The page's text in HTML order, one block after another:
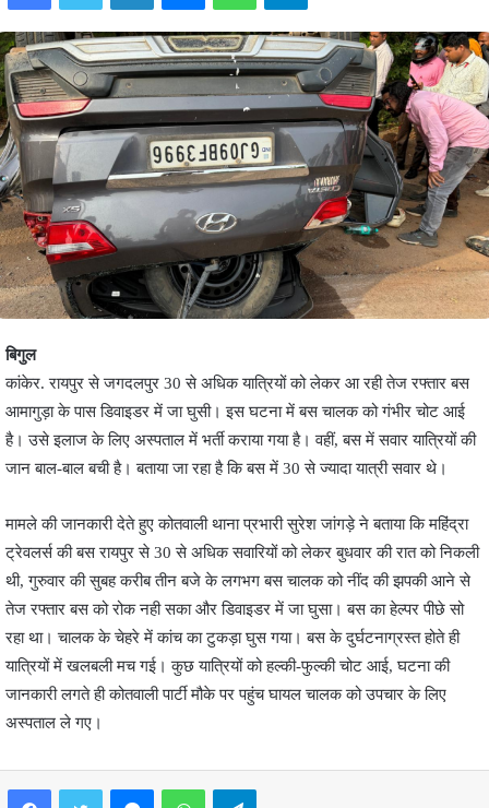
बिगुल
कांकेर. रायपुर से जगदलपुर 30 से अधिक यात्रियों को लेकर आ रही तेज रफ्तार बस
आमागुड़ा के पास डिवाइडर में जा घुसी। इस घटना में बस चालक को गंभीर चोट आई
है। उसे इलाज के लिए अस्पताल में भर्ती कराया गया है। वहीं, बस में सवार यात्रियों की
जान बाल-बाल बची है। बताया जा रहा है कि बस में 30 से ज्यादा यात्री सवार थे।
मामले की जानकारी देते हुए कोतवाली थाना प्रभारी सुरेश जांगड़े ने बताया कि महिंद्रा
ट्रेवलर्स की बस रायपुर से 30 से अधिक सवारियों को लेकर बुधवार की रात को निकली
थी, गुरुवार की सुबह करीब तीन बजे के लगभग बस चालक को नींद की झपकी आने से
तेज रफ्तार बस को रोक नही सका और डिवाइडर में जा घुसा। बस का हेल्पर पीछे सो
रहा था। चालक के चेहरे में कांच का टुकड़ा घुस गया। बस के दुर्घटनाग्रस्त होते ही
यात्रियों में खलबली मच गई। कुछ यात्रियों को हल्की-फुल्की चोट आई, घटना की
जानकारी लगते ही कोतवाली पार्टी मौके पर पहुंच घायल चालक को उपचार के लिए
अस्पताल ले गए।
FacebookTwitter MessengerWhatsAppTelegram